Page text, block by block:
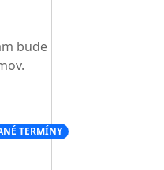
bude
TERMÍNY